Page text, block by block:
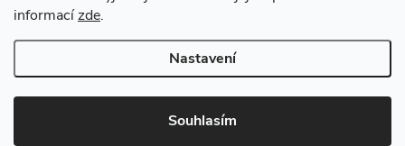
informacízde.
Nastavení
Souhlasím
Copyright 2026Benia.cz. Všechna práva vyhrazena.Upravit nastavení
cookies